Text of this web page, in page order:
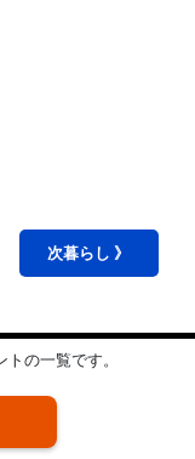
次暮らし 》
の一覧です。